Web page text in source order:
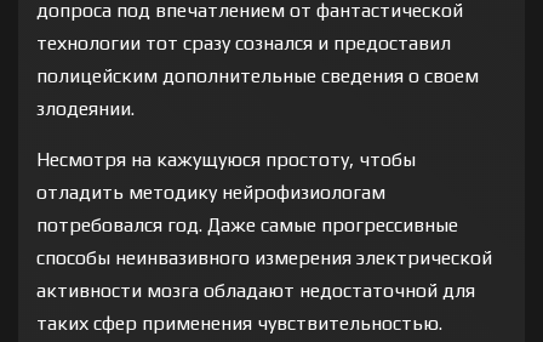
допроса под впечатлением от фантастической
технологии тот сразу сознался и предоставил
полицейским дополнительные сведения о своем
злодеянии.
Несмотря на кажущуюся простоту, чтобы
отладить методику нейрофизиологам
потребовался год. Даже самые прогрессивные
способы неинвазивного измерения электрической
активности мозга обладают недостаточной для
таких сфер применения чувствительностью.